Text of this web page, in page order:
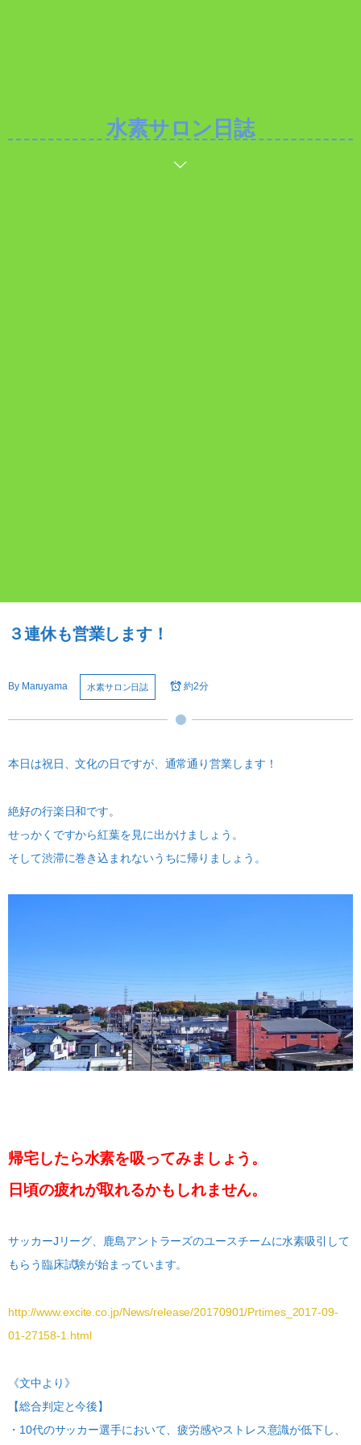
水素サロン日誌
３連休も営業します！
By Maruyama 水素サロン日誌 約2分
本日は祝日、文化の日ですが、通常通り営業します！
絶好の行楽日和です。
せっかくですから紅葉を見に出かけましょう。
そして渋滞に巻き込まれないうちに帰りましょう。
帰宅したら水素を吸ってみましょう。
日頃の疲れが取れるかもしれません。
サッカーJリーグ、鹿島アントラーズのユースチームに水素吸引して
もらう臨床試験が始まっています。
http://www.excite.co.jp/News/release/20170901/Prtimes_2017-09-
01-27158-1.html
《文中より》
【総合判定と今後】
・10代のサッカー選手において、疲労感やストレス意識が低下し、